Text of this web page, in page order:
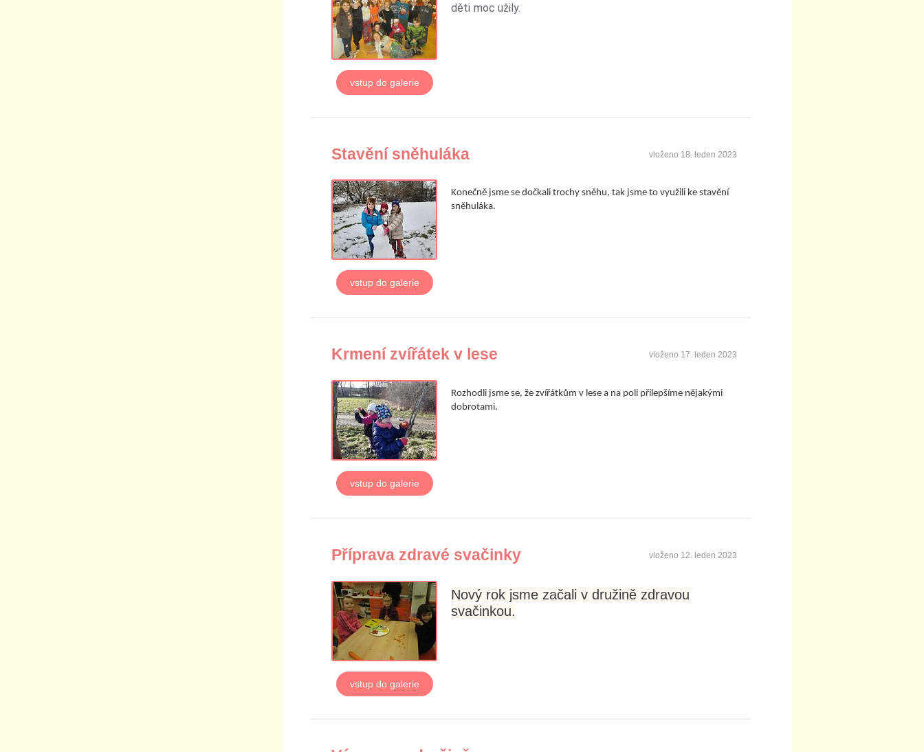
vstup do galerie
děti moc užily.
Stavění sněhuláka vloženo 18. leden 2023
vstup do galerie
Konečně jsme se dočkali trochy sněhu, tak jsme to využili ke stavění
sněhuláka.
Krmení zvířátek v lese vloženo 17. leden 2023
vstup do galerie
Rozhodli jsme se, že zvířátkům v lese a na poli přilepšíme nějakými
dobrotami.
Příprava zdravé svačinky vloženo 12. leden 2023
vstup do galerie
Nový rok jsme začali v družině zdravou
svačinkou.